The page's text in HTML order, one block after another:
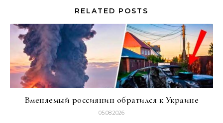
RELATED POSTS
Вменяемый россиянин обратился к Украине
05.08.2026